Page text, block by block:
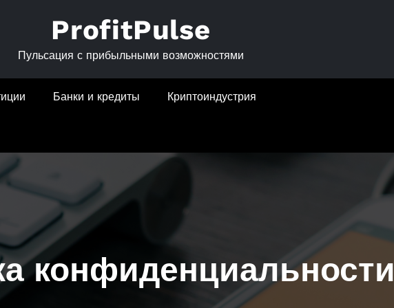
ProfitPulse
Пульсация с прибыльными возможностями
Банки и кредиты Криптоиндустрия
конфиденциальности